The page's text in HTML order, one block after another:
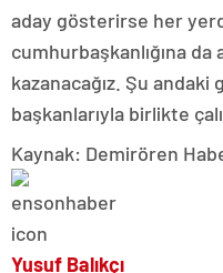
aday gösterirse her
cumhurbaşkanlığına da
kazanacağız. Şu
başkanlarıyla birlikte
Kaynak: Demirören
Yusuf Balıkçı